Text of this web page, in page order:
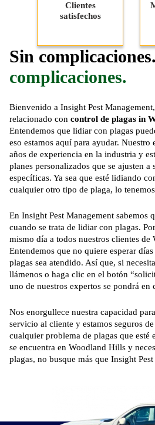
Sin complicaciones.
complicaciones.
Bienvenido a Insight Pest
relacionado con control de plagas in
Entendemos que lidiar con plagas
eso estamos aquí para ayudar. Nuestro
años de experiencia en la industria y
planes personalizados que se ajusten a
específicas. Ya sea que esté lidiando
cualquier otro tipo de plaga, lo
En Insight Pest Management sabemos
cuando se trata de lidiar con plagas.
mismo día a todos nuestros clientes de
Entendemos que no quiere esperar
plagas sea atendido. Así que, si
llámenos o haga clic en el botón
uno de nuestros expertos se pondrá en
Nos enorgullece nuestra capacidad
servicio al cliente y estamos seguros
cualquier problema de plagas que esté
se encuentra en Woodland Hills y
plagas, no busque más que Insight
Clientes
satisfechos